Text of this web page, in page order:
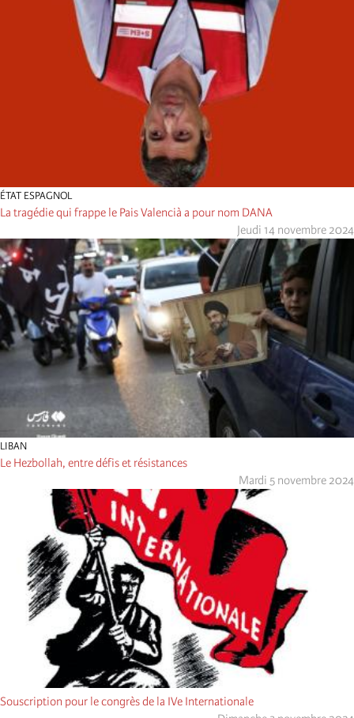
ÉTAT ESPAGNOL
La tragédie qui frappe le Pais Valencià a pour nom DANA
Jeudi 14 novembre 2024
LIBAN
Le Hezbollah, entre défis et résistances
Mardi 5 novembre 2024
Souscription pour le congrès de la IVe Internationale